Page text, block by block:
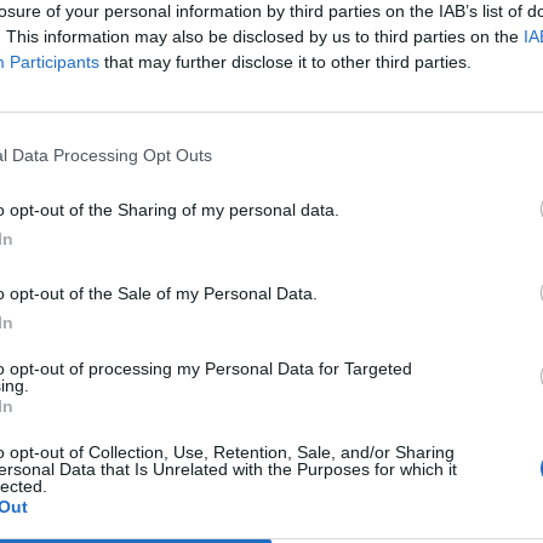
of your personal information by third parties on the IAB’s list of
This information may also be disclosed by us to third parties on the
Participants that may further disclose it to other third parties.
Data Processing Opt Outs
opt-out of the Sharing of my personal data.
opt-out of the Sale of my Personal Data.
opt-out of processing my Personal Data for Targeted
opt-out of Collection, Use, Retention, Sale, and/or Sharing
Data that Is Unrelated with the Purposes for which it
cukier w cenie 1,99 zł za kilogram, o ile klient zdecyduje się
dziesięciu opakowań. Normalna cena jednego opakowania cukru
oznacza, że oszczędności przy maksymalnym zakupie
ad